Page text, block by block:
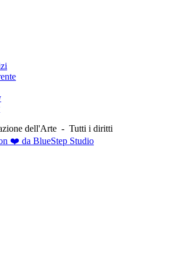
dell'Arte - Tutti i diritti
❤️ da BlueStep Studio